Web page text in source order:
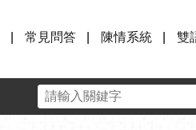
常見問答 陳情系統 雙